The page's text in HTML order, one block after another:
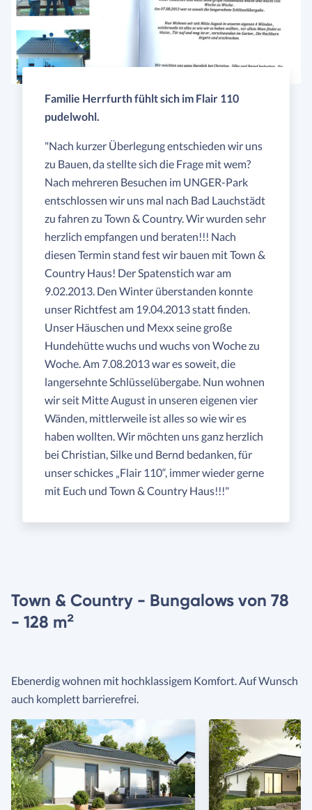
Familie Herrfurth fühlt sich im Flair 110
pudelwohl.
"Nach kurzer Überlegung entschieden wir uns
zu Bauen, da stellte sich die Frage mit wem?
Nach mehreren Besuchen im UNGER-Park
entschlossen wir uns mal nach Bad Lauchstädt
zu fahren zu Town & Country. Wir wurden sehr
herzlich empfangen und beraten!!! Nach
diesen Termin stand fest wir bauen mit Town &
Country Haus! Der Spatenstich war am
9.02.2013. Den Winter überstanden konnte
unser Richtfest am 19.04.2013 statt finden.
Unser Häuschen und Mexx seine große
Hundehütte wuchs und wuchs von Woche zu
Woche. Am 7.08.2013 war es soweit, die
langersehnte Schlüsselübergabe. Nun wohnen
wir seit Mitte August in unseren eigenen vier
Wänden, mittlerweile ist alles so wie wir es
haben wollten. Wir möchten uns ganz herzlich
bei Christian, Silke und Bernd bedanken, für
unser schickes „Flair 110“, immer wieder gerne
mit Euch und Town & Country Haus!!!"
Town & Country - Bungalows von 78
- 128 m²
Ebenerdig wohnen mit hochklassigem Komfort. Auf Wunsch
auch komplett barrierefrei.